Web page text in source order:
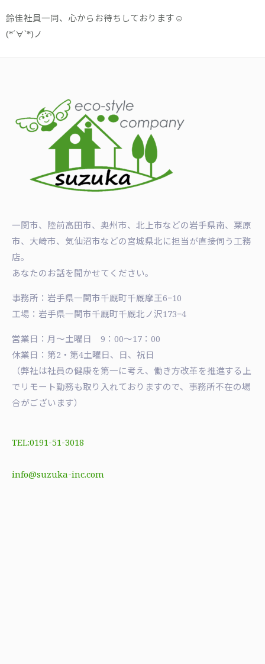
鈴佳社員一同、心からお待ちしております☺
(*´∀`*)ノ
一関市、陸前高田市、奥州市、北上市などの岩手県南、栗原
市、大崎市、気仙沼市などの宮城県北に担当が直接伺う工務
店。
あなたのお話を聞かせてください。
事務所：岩手県一関市千厩町千厩摩王6−10
工場：岩手県一関市千厩町千厩北ノ沢173−4
営業日：月〜土曜日 9：00〜17：00
休業日：第2・第4土曜日、日、祝日
（弊社は社員の健康を第一に考え、働き方改革を推進する上
でリモート勤務も取り入れておりますので、事務所不在の場
合がございます）
TEL:0191-51-3018
info@suzuka-inc.com